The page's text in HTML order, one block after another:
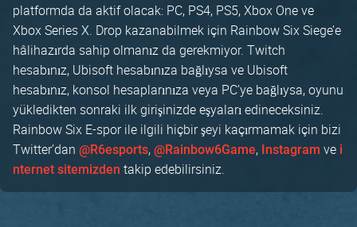
platformda da aktif olacak: PC, PS4, PS5, Xbox One ve
Xbox Series X. Drop kazanabilmek için Rainbow Six Siege’e
hâlihazırda sahip olmanız da gerekmiyor. Twitch
hesabınız, Ubisoft hesabınıza bağlıysa ve Ubisoft
hesabınız, konsol hesaplarınıza veya PC’ye bağlıysa, oyunu
yükledikten sonraki ilk girişinizde eşyaları edineceksiniz.
Rainbow Six E-spor ile ilgili hiçbir şeyi kaçırmamak için bizi
Twitter’dan @R6esports, @Rainbow6Game, Instagram ve i
nternet sitemizden takip edebilirsiniz.